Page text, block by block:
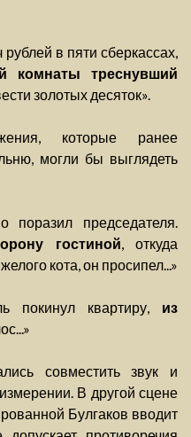
в пяти сберкассах,
комнаты треснувший
золотых десяток».
которые ранее
могли бы выглядеть
поразил председателя.
гостиной, откуда
кота, он просипел...»
покинул квартиру, из
совместить звук и
В другой сцене
Булгаков вводит